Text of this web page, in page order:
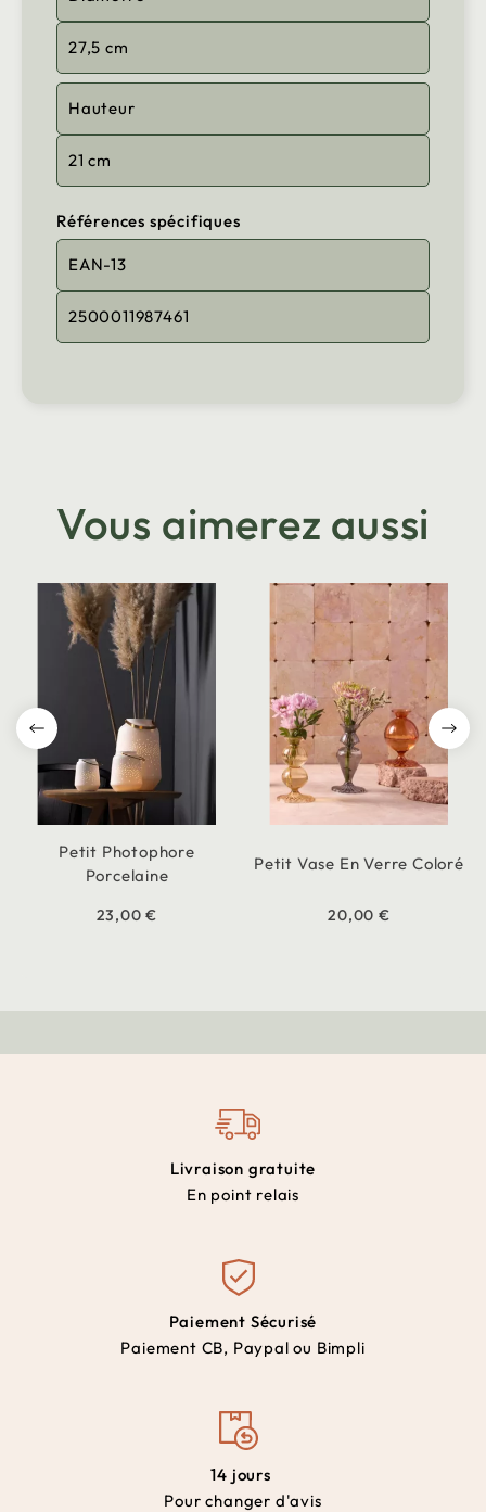
27,5 cm
Hauteur
21 cm
Références spécifiques
EAN-13
2500011987461
Vous aimerez aussi
Petit Photophore
Porcelaine
23,00 €
Petit Vase En Verre Coloré
20,00 €
Livraison gratuite
En point relais
Paiement Sécurisé
Paiement CB, Paypal ou Bimpli
14 jours
Pour changer d'avis